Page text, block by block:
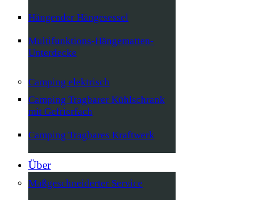
Hängender Hängesessel
Multifunktions-Hängematten-
Unterdecke
Camping elektrisch
Camping Tragbarer Kühlschrank
mit Gefrierfach
Camping Tragbares Kraftwerk
Über
Maßgeschneiderter Service